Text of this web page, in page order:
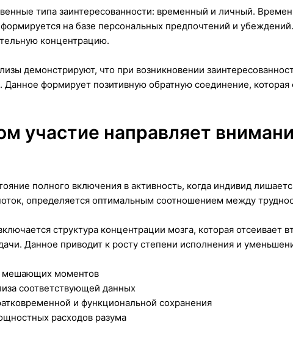
типа заинтересованности: временный и личный.
на базе персональных предпочтений и
концентрацию.
демонстрируют, что при возникновении
формирует позитивную обратную соединение, которая
участие направляет
полного включения в активность, когда индивид
определяется оптимальным соотношением между
структура концентрации мозга, которая
Данное приводит к росту степени исполнения и
мешающих моментов
соответствующей данных
и функциональной сохранения
расходов разума